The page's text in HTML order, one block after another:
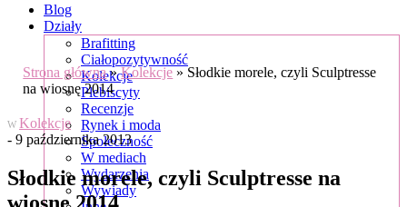
Blog
Działy
Brafitting
Ciałopozytywność
Kolekcje
Plebiscyty
Recenzje
Rynek i moda
Społeczność
W mediach
Wydarzenia
Wywiady
Strona główna»Kolekcje » Słodkie morele, czyli Sculptresse
na wiosnę 2014
W Kolekcje
- 9 października 2013
Słodkie morele, czyli Sculptresse na
wiosnę 2014